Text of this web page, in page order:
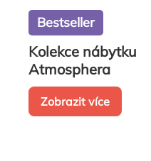
Bestseller
Kolekce nábytku
Atmosphera
Zobrazit více